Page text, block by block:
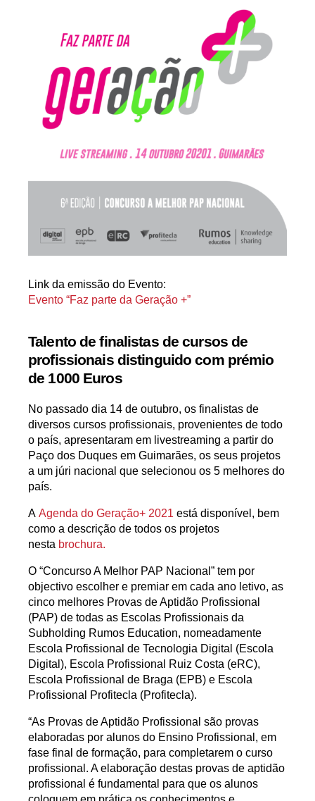
Link da emissão do Evento:
Evento “Faz parte da Geração +”
Talento de finalistas de cursos de
profissionais distinguido com prémio
de 1000 Euros
No passado dia 14 de outubro, os finalistas de
diversos cursos profissionais, provenientes de todo
o país, apresentaram em livestreaming a partir do
Paço dos Duques em Guimarães, os seus projetos
a um júri nacional que selecionou os 5 melhores do
país.
A Agenda do Geração+ 2021 está disponível, bem
como a descrição de todos os projetos
nesta brochura.
O “Concurso A Melhor PAP Nacional” tem por
objectivo escolher e premiar em cada ano letivo, as
cinco melhores Provas de Aptidão Profissional
(PAP) de todas as Escolas Profissionais da
Subholding Rumos Education, nomeadamente
Escola Profissional de Tecnologia Digital (Escola
Digital), Escola Profissional Ruiz Costa (eRC),
Escola Profissional de Braga (EPB) e Escola
Profissional Profitecla (Profitecla).
“As Provas de Aptidão Profissional são provas
elaboradas por alunos do Ensino Profissional, em
fase final de formação, para completarem o curso
profissional. A elaboração destas provas de aptidão
profissional é fundamental para que os alunos